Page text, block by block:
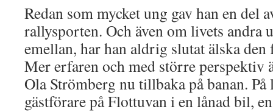
Redan som mycket ung gav han en del
rallysporten. Och även om livets andra
emellan, har han aldrig slutat älska
Mer erfaren och med större perspektiv
Ola Strömberg nu tillbaka på banan. På
gästförare på Flottuvan i en lånad bil,